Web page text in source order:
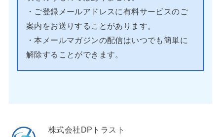
・ご登録メールアドレスに有料サービスのご
案内をお送りすることがあります。
・本メールマガジンの配信はいつでも簡単に
解除することができます。
株式会社DPトラスト